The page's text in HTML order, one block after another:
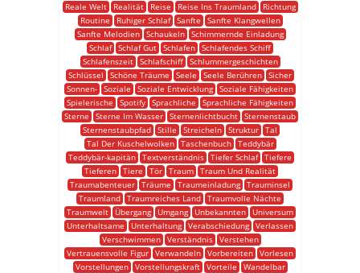
Reale Welt
Realität Reise Reise Ins Traumland
Richtung
Routine
Ruhiger Schlaf Sanfte
Sanfte Klangwellen
Sanfte Melodien
Schaukeln
Schimmernde Einladung
Schlaf Schlaf Gut Schlafen Schlafendes Schiff
Schlafenszeit
Schlafschiff
Schlummergeschichten
Schlüssel
Schöne Träume Seele Seele Berühren Sicher
Sonnen- Soziale Soziale Entwicklung Soziale Fähigkeiten
Spielerische
Spotify Sprachliche
Sprachliche Fähigkeiten
Sterne
Sterne Im Wasser Sternenlichtbucht Sternenstaub
Sternenstaubpfad Stille Streicheln Struktur Tal
Tal Der Kuschelwolken
Taschenbuch
Teddybär
Teddybär-kapitän Textverständnis Tiefer Schlaf Tiefere
Tieferen Tiere Tör Traum Traum Und Realität
Traumabenteuer Träume Traumeinladung Trauminsel
Traumland Traumreiches Land Traumvolle Nächte
Traumwelt
Übergang Umgang Unbekannten
Universum
Unterhaltsame
Unterhaltung Verabschiedung Verlassen
Verschwimmen
Verständnis
Verstehen
Vertrauensvolle Figur Verwandeln Vorbereiten Vorlesen
Vorstellungen
Vorstellungskraft Vorteile
Wandelbar